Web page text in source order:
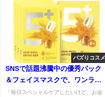
バズりコスメ
SNSで話題沸騰中の優秀パック
＆フェイスマスクで、ワンラン
ク上の"美肌"をGET♡オススメ
「毎日スペシャルケアしたいけど、お金